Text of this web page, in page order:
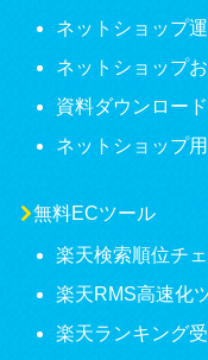
ネットショップ
ネットショップ
資料ダウンロード
ネットショップ
無料ECツール
楽天検索順位チ
楽天RMS高速化
楽天ランキング